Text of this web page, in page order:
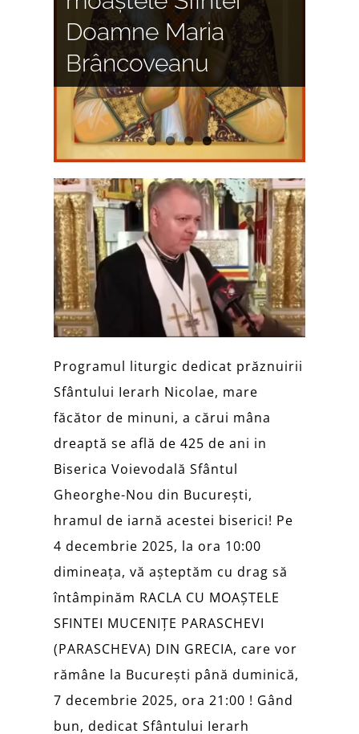
GHEORGHE-NOU
Tămăduirii
În ziua Învierii
Doamne Maria
Brâncoveanu
Programul liturgic dedicat prăznuirii
Sfântului Ierarh Nicolae, mare
făcător de minuni, a cărui mâna
dreaptă se află de 425 de ani in
Biserica Voievodală Sfântul
Gheorghe-Nou din București,
hramul de iarnă acestei biserici! Pe
4 decembrie 2025, la ora 10:00
dimineața, vă așteptăm cu drag să
întâmpinăm RACLA CU MOAȘTELE
SFINTEI MUCENIȚE PARASCHEVI
(PARASCHEVA) DIN GRECIA, care vor
rămâne la București până duminică,
7 decembrie 2025, ora 21:00 ! Gând
bun, dedicat Sfântului Ierarh